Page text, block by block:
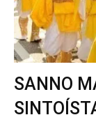
SANNO